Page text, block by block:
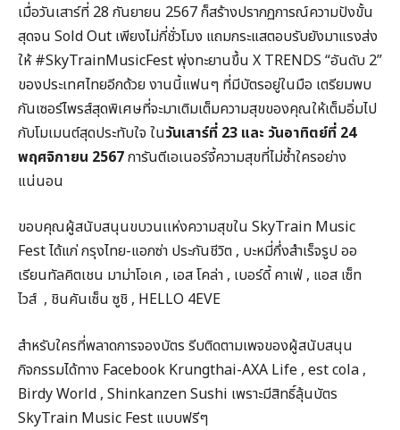
เมื่อวันเสาร์ที่ 28 กันยายน 2567 ก็สร้างปรากฏการณ์ความปังขั้น
สุดจน Sold Out เพียงไม่กี่ชั่วโมง แถมกระแสตอบรับยังมาแรงส่ง
ให้ #SkyTrainMusicFest พุ่งทะยานขึ้น X TRENDS “อันดับ 2”
ของประเทศไทยอีกด้วย งานนี้แฟนๆ ที่มีบัตรอยู่ในมือ เตรียมพบ
กันเซอร์ไพรส์สุดพิเศษที่จะมาเติมเต็มความสุขของคุณให้เต็มอิ่มไป
กับโมเมนต์สุดประทับใจ ในวันเสาร์ที่ 23 และ วันอาทิตย์ที่ 24
พฤศจิกายน 2567การันตีเอเนอร์จี้ความสุขที่ไม่ซ้ำใครอย่าง
แน่นอน
ขอบคุณผู้สนับสนุนขบวนเเห่งความสุขใน SkyTrain Music
Fest ได้แก่ กรุงไทย-แอกซ่า ประกันชีวิต , บะหมี่กึ่งสำเร็จรูป ออ
เรียนทัลคิตเชน มาม่าโอเค , เอส โคล่า , เบอร์ดี้ คาเฟ่ , แอส เซ็ท
ไวส์ , ชินคันเซ็น ซูชิ , HELLO 4EVE
สำหรับใครที่พลาดการจองบัตร รีบติดตามเพจของผู้สนับสนุน
กิจกรรมได้ทาง Facebook Krungthai-AXA Life , est cola ,
Birdy World , Shinkanzen Sushi เพราะมีสิทธิ์ลุ้นบัตร
SkyTrain Music Fest แบบฟรีๆ